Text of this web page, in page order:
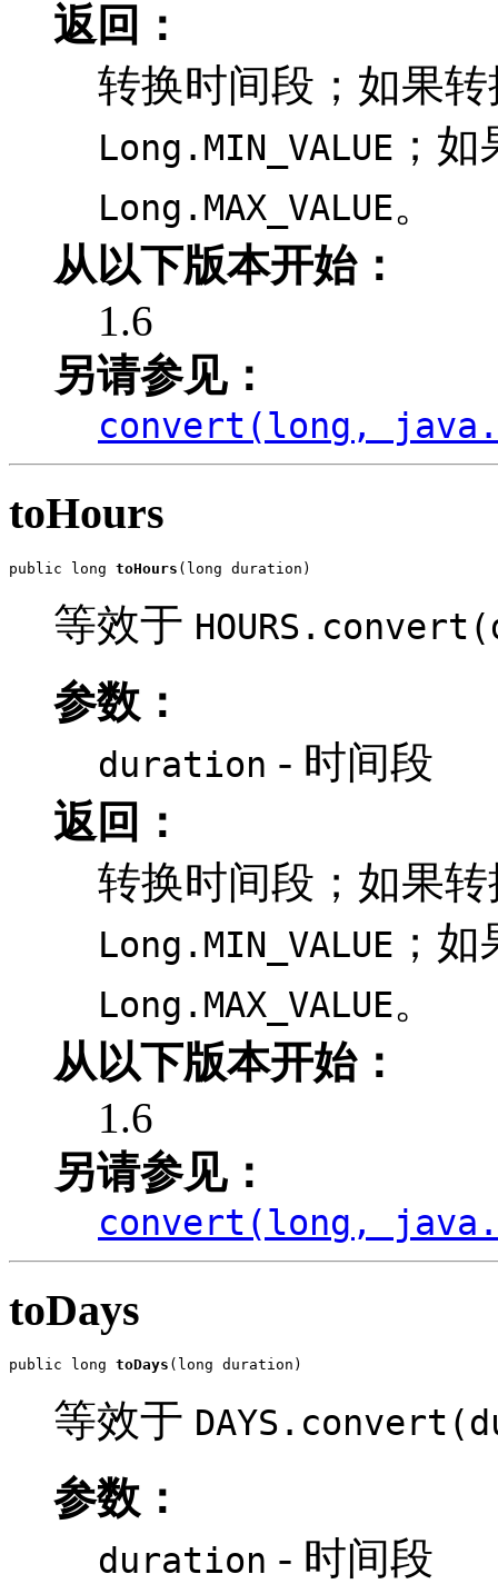
返回：
转换时间段；如果
Long.MIN_VALUE ；
Long.MAX_VALUE。
从以下版本开始：
1.6
另请参见：
convert(long,
toHours
public long toHours (long duration)
等效于
参数：
duration - 时间段
返回：
转换时间段；如果
Long.MIN_VALUE ；
Long.MAX_VALUE。
从以下版本开始：
1.6
另请参见：
convert(long,
toDays
public long toDays (long duration)
等效于
参数：
duration - 时间段